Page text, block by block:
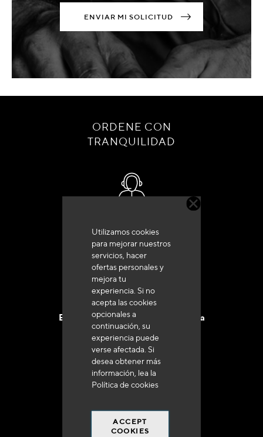
Utilizamos cookies
para mejorar nuestros
servicios, hacer
ofertas personales y
mejora tu
experiencia. Si no
acepta las cookies
opcionales a
continuación, su
experiencia puede
verse afectada. Si
desea obtener más
información, lea la
Política de cookies
ACCEPT
COOKIES
ENVIAR MI SOLICITUD
ORDENE CON
TRANQUILIDAD
+33 (0)4 79 72 62 22 Pulse 1
Entrega en 48 a 72 horas en Francia
a 250 euros*